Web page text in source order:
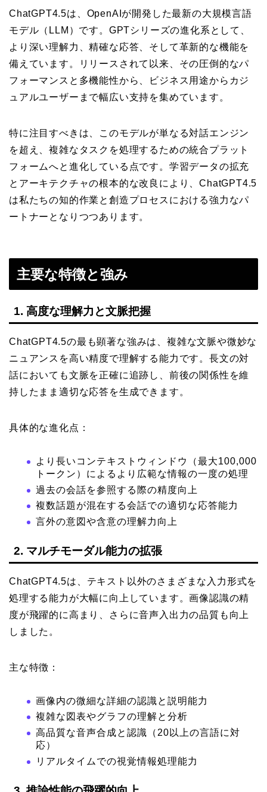
ChatGPT4.5は、OpenAIが開発した最新の大規模言語
モデル（LLM）です。GPTシリーズの進化系として、
より深い理解力、精確な応答、そして革新的な機能を
備えています。リリースされて以来、その圧倒的なパ
フォーマンスと多機能性から、ビジネス用途からカジ
ュアルユーザーまで幅広い支持を集めています。
特に注目すべきは、このモデルが単なる対話エンジン
を超え、複雑なタスクを処理するための統合プラット
フォームへと進化している点です。学習データの拡充
とアーキテクチャの根本的な改良により、ChatGPT4.5
は私たちの知的作業と創造プロセスにおける強力なパ
ートナーとなりつつあります。
主要な特徴と強み
1. 高度な理解力と文脈把握
ChatGPT4.5の最も顕著な強みは、複雑な文脈や微妙な
ニュアンスを高い精度で理解する能力です。長文の対
話においても文脈を正確に追跡し、前後の関係性を維
持したまま適切な応答を生成できます。
具体的な進化点：
より長いコンテキストウィンドウ（最大100,000
トークン）によるより広範な情報の一度の処理
過去の会話を参照する際の精度向上
複数話題が混在する会話での適切な応答能力
言外の意図や含意の理解力向上
2. マルチモーダル能力の拡張
ChatGPT4.5は、テキスト以外のさまざまな入力形式を
処理する能力が大幅に向上しています。画像認識の精
度が飛躍的に高まり、さらに音声入出力の品質も向上
しました。
主な特徴：
画像内の微細な詳細の認識と説明能力
複雑な図表やグラフの理解と分析
高品質な音声合成と認識（20以上の言語に対
応）
リアルタイムでの視覚情報処理能力